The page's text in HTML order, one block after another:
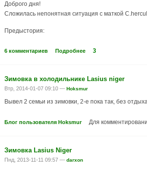
Доброго дня!
Сложилась непонятная ситуация с маткой
Предыстория:
6 комментариев Подробнее 3
Зимовка в холодильнике Lasius niger
Втр, 2014-01-07 09:10 — Hoksmur
Вывел 2 семьи из зимовки, 2-е пока так, без
Блог пользователя Hoksmur Для
Зимовка Lasius Niger
Пнд, 2013-11-11 09:57 — darxon